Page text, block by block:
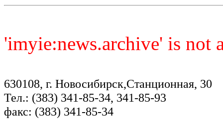
'imyie:news.archive' is not
630108, г. Новосибирск,Станционная, 30
Тел.: (383) 341-85-34, 341-85-93
факс: (383) 341-85-34